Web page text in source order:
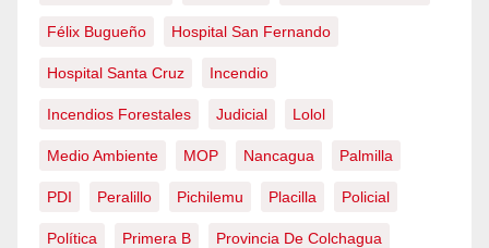
Félix Bugueño Hospital San Fernando
Hospital Santa Cruz Incendio
Incendios Forestales Judicial Lolol
Medio Ambiente MOP Nancagua Palmilla
PDI Peralillo Pichilemu Placilla Policial
Política Primera B Provincia De Colchagua